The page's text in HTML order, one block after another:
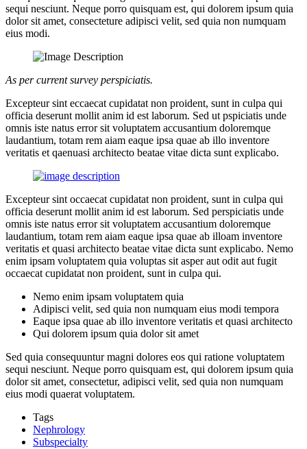
sequi nesciunt. Neque porro quisquam est, qui dolorem ipsum quia
dolor sit amet, consecteture adipisci velit, sed quia non numquam
eius modi.
As per current survey perspiciatis.
Excepteur sint eccaecat cupidatat non proident, sunt in culpa qui
officia deserunt mollit anim id est laborum. Sed ut pspiciatis unde
omnis iste natus error sit voluptatem accusantium doloremque
laudantium, totam rem aiam eaque ipsa quae ab illo inventore
veritatis et qaenuasi architecto beatae vitae dicta sunt explicabo.
Excepteur sint occaecat cupidatat non proident, sunt in culpa qui
officia deserunt mollit anim id est laborum. Sed perspiciatis unde
omnis iste natus error sit voluptatem accusantium doloremque
laudantium, totam rem aiam eaque ipsa quae ab illoam inventore
veritatis et quasi architecto beatae vitae dicta sunt explicabo. Nemo
enim ipsam voluptatem quia voluptas sit asper aut odit aut fugit
occaecat cupidatat non proident, sunt in culpa qui.
Nemo enim ipsam voluptatem quia
Adipisci velit, sed quia non numquam eius modi tempora
Eaque ipsa quae ab illo inventore veritatis et quasi architecto
Qui dolorem ipsum quia dolor sit amet
Sed quia consequuntur magni dolores eos qui ratione voluptatem
sequi nesciunt. Neque porro quisquam est, qui dolorem ipsum quia
dolor sit amet, consectetur, adipisci velit, sed quia non numquam
eius modi quaerat voluptatem.
Tags
Nephrology
Subspecialty